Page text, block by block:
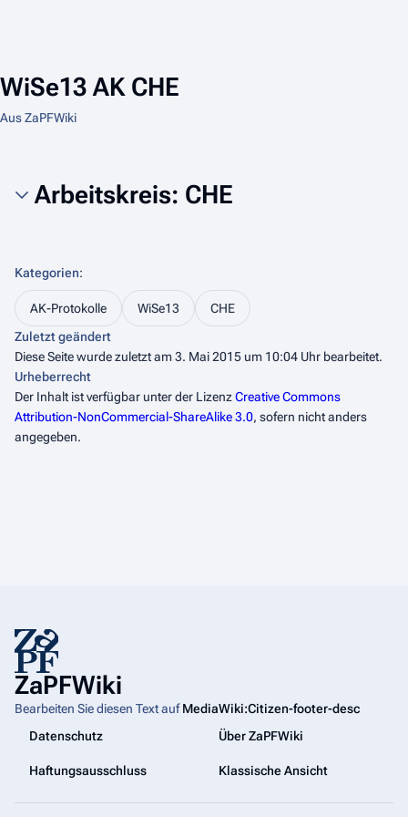
WiSe13 AK CHE
Aus ZaPFWiki
Arbeitskreis: CHE
Kategorien:
AK-Protokolle WiSe13
CHE
Zuletzt geändert
Diese Seite wurde zuletzt am 3. Mai 2015 um 10:04 Uhr bearbeitet.
Urheberrecht
Der Inhalt ist verfügbar unter der LizenzCreative Commons
Attribution-NonCommercial-ShareAlike 3.0, sofern nicht anders
angegeben.
ZaPFWiki
Bearbeiten Sie diesen Text aufMediaWiki:Citizen-footer-desc
Datenschutz
Über ZaPFWiki
Haftungsausschluss Klassische Ansicht